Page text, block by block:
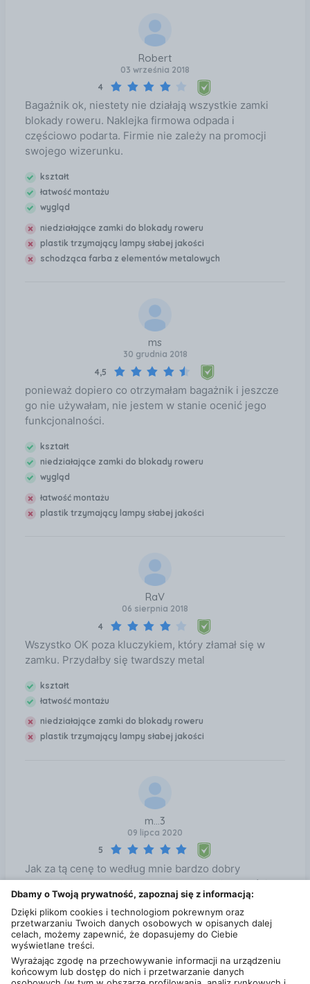
Robert
03 września 2018
4
Bagażnik ok, niestety nie działają wszystkie zamki
blokady roweru. Naklejka firmowa odpada i
częściowo podarta. Firmie nie zależy na promocji
swojego wizerunku.
kształt
łatwość montażu
wygląd
niedziałające zamki do blokady roweru
plastik trzymający lampy słabej jakości
schodząca farba z elementów metalowych
ms
30 grudnia 2018
4,5
ponieważ dopiero co otrzymałam bagażnik i jeszcze
go nie używałam, nie jestem w stanie ocenić jego
funkcjonalności.
kształt
niedziałające zamki do blokady roweru
wygląd
łatwość montażu
plastik trzymający lampy słabej jakości
RaV
06 sierpnia 2018
4
Wszystko OK poza kluczykiem, który złamał się w
zamku. Przydałby się twardszy metal
kształt
łatwość montażu
niedziałające zamki do blokady roweru
plastik trzymający lampy słabej jakości
m...3
09 lipca 2020
5
Jak za tą cenę to według mnie bardzo dobry
bagażnik. Jedyny minus to brak regulacji długości
ramion do trzymania rowerów.
kształt
łatwość montażu
wygląd
Dbamy o Twoją prywatność, zapoznaj się z informacją:
Dzięki plikom cookies i technologiom pokrewnym oraz
przetwarzaniu Twoich danych osobowych w opisanych dalej
celach, możemy zapewnić, że dopasujemy do Ciebie
wyświetlane treści.
Wyrażając zgodę na przechowywanie informacji na urządzeniu
końcowym lub dostęp do nich i przetwarzanie danych